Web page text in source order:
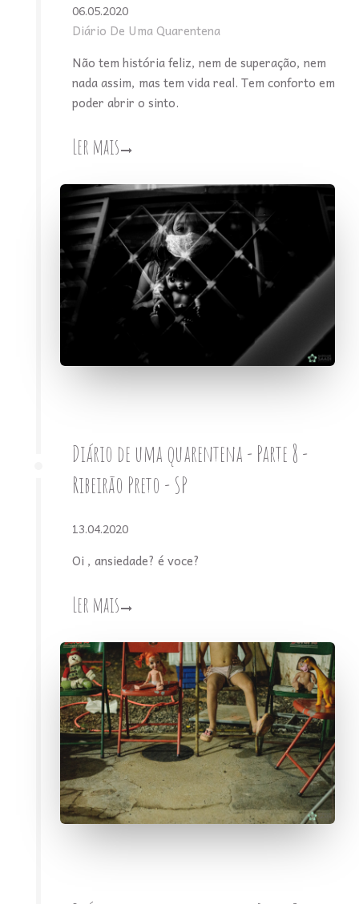
06.05.2020
Diário De Uma Quarentena
Não tem história feliz, nem de superação, nem
nada assim, mas tem vida real. Tem conforto em
poder abrir o sinto.
Ler mais
Diário de uma quarentena - Parte 8 -
Ribeirão Preto - SP
13.04.2020
Oi , ansiedade? é voce?
Ler mais